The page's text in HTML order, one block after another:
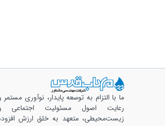
ما با التزام به توسعه پایدار، نوآوری مستمر
رعایت اصول مسئولیت اجتماعی
زیست‌محیطی، متعهد به خلق ارزش